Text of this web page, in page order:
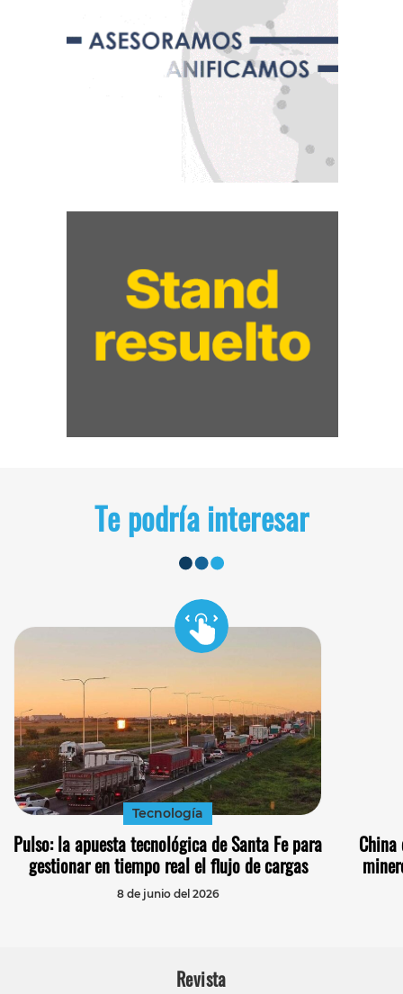
Te podría interesar
Tecnología
Pulso: la apuesta tecnológica de Santa Fe para
gestionar en tiempo real el flujo de cargas
8 de junio del 2026
Revista